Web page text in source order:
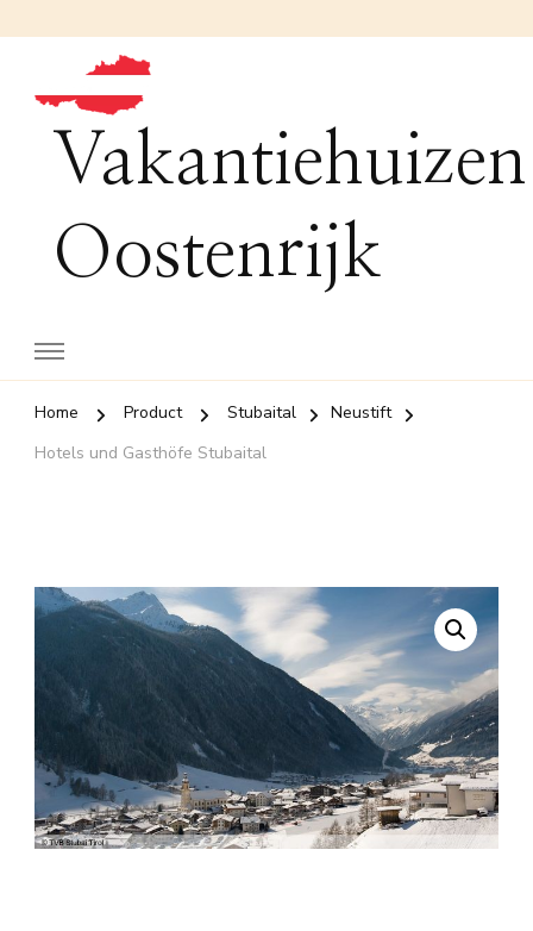
Vakantiehuizen
Oostenrijk
Home Product Stubaital
Neustift
Hotels und Gasthöfe Stubaital